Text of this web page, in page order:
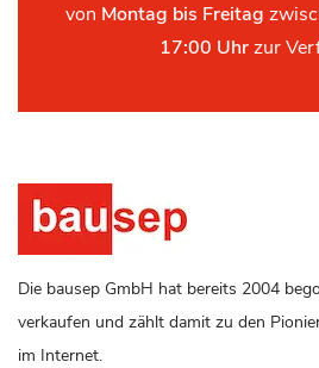
von Montag bis Freitag
17:00 Uhrzur
Die bausep GmbH hat bereits 2004
verkaufen und zählt damit zu den
im Internet.